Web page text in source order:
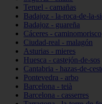
Teruel - camañas
Badajoz - la-roca-de-la-
Badajoz - guareña
Cáceres - caminomorisco
Ciudad-real - malagón
Asturias - mieres
Huesca - castejón-de-sos
Cantabria - hazas-de-
Pontevedra - arbo
Barcelona - teià
Barcelona - casserres